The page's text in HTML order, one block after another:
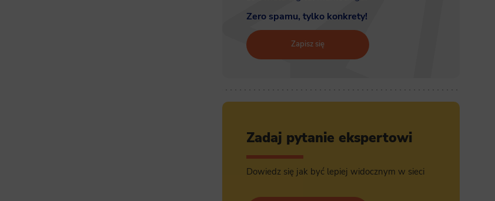
Zero spamu, tylko konkrety!
Zapisz się
Zadaj pytanie ekspertowi
Dowiedz się jak być lepiej widocznym w sieci